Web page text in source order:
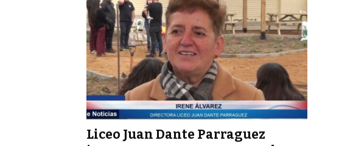
Liceo Juan Dante Parraguez